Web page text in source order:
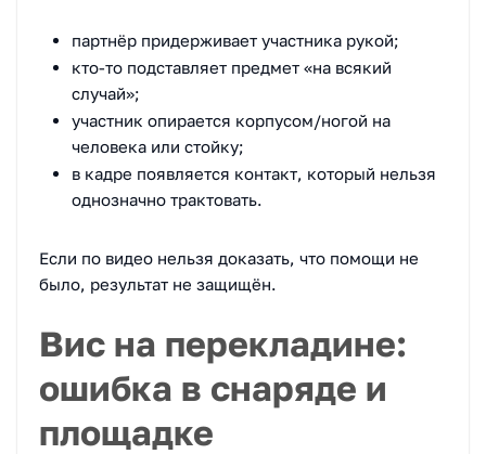
партнёр придерживает участника рукой;
кто-то подставляет предмет «на всякий
случай»;
участник опирается корпусом/ногой на
человека или стойку;
в кадре появляется контакт, который нельзя
однозначно трактовать.
Если по видео нельзя доказать, что помощи не
было, результат не защищён.
Вис на перекладине:
ошибка в снаряде и
площадке